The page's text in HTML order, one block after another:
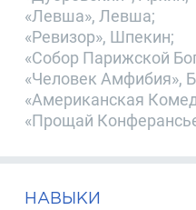
«Левша», Левша;
«Ревизор», Шпекин;
«Собор Парижской
«Человек Амфибия»,
«Американская
«Прощай
НАВЫКИ